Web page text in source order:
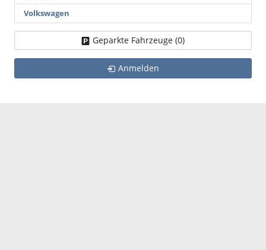
Volkswagen
Geparkte Fahrzeuge (0)
Anmelden